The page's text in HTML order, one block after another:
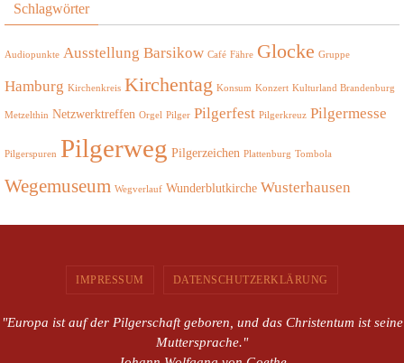
Schlagwörter
Audiopunkte Ausstellung Barsikow Café Fähre Glocke Gruppe
Hamburg Kirchenkreis Kirchentag Konsum Konzert Kulturland Brandenburg
Metzelthin Netzwerktreffen Orgel Pilger Pilgerfest Pilgerkreuz Pilgermesse
Pilgerspuren Pilgerweg Pilgerzeichen Plattenburg Tombola
Wegemuseum Wegverlauf Wunderblutkirche Wusterhausen
IMPRESSUM DATENSCHUTZERKLÄRUNG
"Europa ist auf der Pilgerschaft geboren, und das Christentum ist seine
Muttersprache."